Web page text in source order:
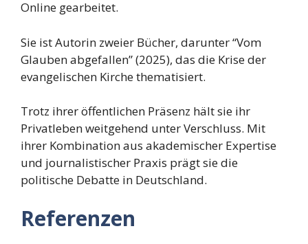
Online gearbeitet.
Sie ist Autorin zweier Bücher, darunter “Vom
Glauben abgefallen” (2025), das die Krise der
evangelischen Kirche thematisiert.
Trotz ihrer öffentlichen Präsenz hält sie ihr
Privatleben weitgehend unter Verschluss. Mit
ihrer Kombination aus akademischer Expertise
und journalistischer Praxis prägt sie die
politische Debatte in Deutschland.
Referenzen